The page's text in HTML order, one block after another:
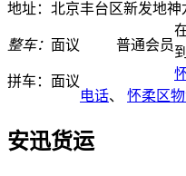
地址：北京丰台区新发地神
整车： 面议
拼车： 面议
普通会员
安迅货运
电话、 怀柔区